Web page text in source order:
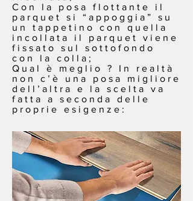
Con la posa flottante il
parquet si “appoggia” su
un tappetino con quella
incollata il parquet viene
fissato sul sottofondo
con la colla;
Qual è meglio ? In realtà
non c’è una posa migliore
dell’altra e la scelta va
fatta a seconda delle
proprie esigenze: